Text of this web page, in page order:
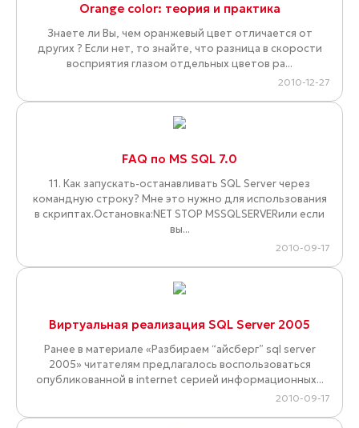
Orange color: теория и практика
Знаете ли Вы, чем оранжевый цвет отличается от
других ? Если нет, то знайте, что разница в скорости
восприятия глазом отдельных цветов ра...
2010-12-27
FAQ по MS SQL 7.0
11. Как запускать-останавливать SQL Server через
командную строку? Мне это нужно для использования
в скриптах.Остановка:NET STOP MSSQLSERVERили если
вы...
2010-09-17
Виртуальная реализация SQL Server 2005
Ранее в материале «Разбираем “айсберг” sql server
2005» читателям предлагалось воспользоваться
опубликованной в internet серией информационных...
2010-09-17